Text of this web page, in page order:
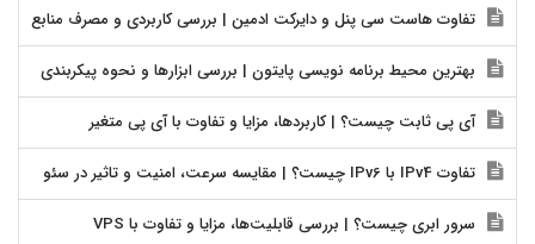
تفاوت هاست سی پنل و دایرکت ادمین | بررسی کاربردی و مصرف منابع
بهترین محیط برنامه نویسی پایتون | بررسی ابزارها و نحوه پیکربندی
آی پی ثابت چیست؟ | کاربردها، مزایا و تفاوت با آی پی متغیر
تفاوت IPv4 با IPv6 چیست؟ | مقایسه سرعت، امنیت و تاثیر در سئو
سرور ابری چیست؟ | بررسی قابلیت‌ها، مزایا و تفاوت با VPS